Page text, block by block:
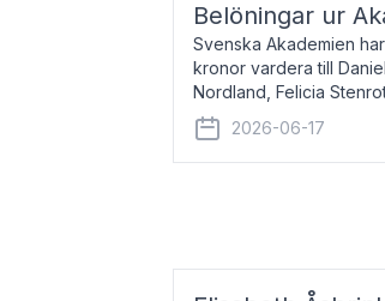
Belöningar ur
Svenska Akademien
kronor vardera till
Nordland, Felicia
född 1981, är poet och
2026-06-17